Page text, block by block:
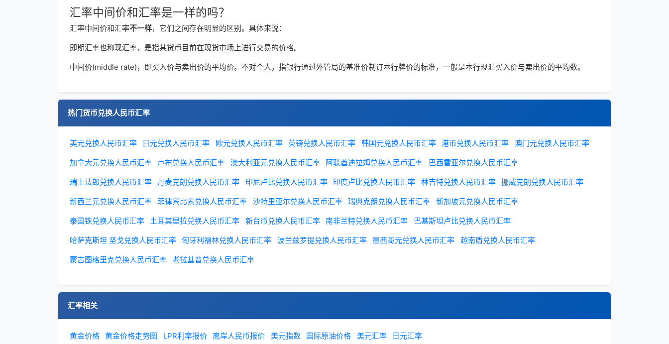
汇率中间价和汇率是一样的吗？
汇率中间价和汇率不一样，它们之间存在明显的区别。具体来说：
即期汇率也称现汇率，是指某货币目前在现货市场上进行交易的价格。
中间价(middle rate)，即买入价与卖出价的平均价。不对个人，指银行通过外管局的基准价制订本行牌价的标准，一般是本行现汇买入价与卖出价的平均数。
热门货币兑换人民币汇率
美元兑换人民币汇率 日元兑换人民币汇率 欧元兑换人民币汇率 英镑兑换人民币汇率 韩国元兑换人民币汇率 港币兑换人民币汇率 澳门元兑换人民币汇率
加拿大元兑换人民币汇率 卢布兑换人民币汇率 澳大利亚元兑换人民币汇率 阿联酋迪拉姆兑换人民币汇率 巴西雷亚尔兑换人民币汇率
瑞士法郎兑换人民币汇率 丹麦克朗兑换人民币汇率 印尼卢比兑换人民币汇率 印度卢比兑换人民币汇率 林吉特兑换人民币汇率 挪威克朗兑换人民币汇率
新西兰元兑换人民币汇率 菲律宾比索兑换人民币汇率 沙特里亚尔兑换人民币汇率 瑞典克朗兑换人民币汇率 新加坡元兑换人民币汇率
泰国铢兑换人民币汇率 土耳其里拉兑换人民币汇率 新台币兑换人民币汇率 南非兰特兑换人民币汇率 巴基斯坦卢比兑换人民币汇率
哈萨克斯坦 坚戈兑换人民币汇率 匈牙利福林兑换人民币汇率 波兰兹罗提兑换人民币汇率 墨西哥元兑换人民币汇率 越南盾兑换人民币汇率
蒙古图格里克兑换人民币汇率 老挝基普兑换人民币汇率
汇率相关
黄金价格 黄金价格走势图 LPR利率报价 离岸人民币报价 美元指数 国际原油价格 美元汇率 日元汇率